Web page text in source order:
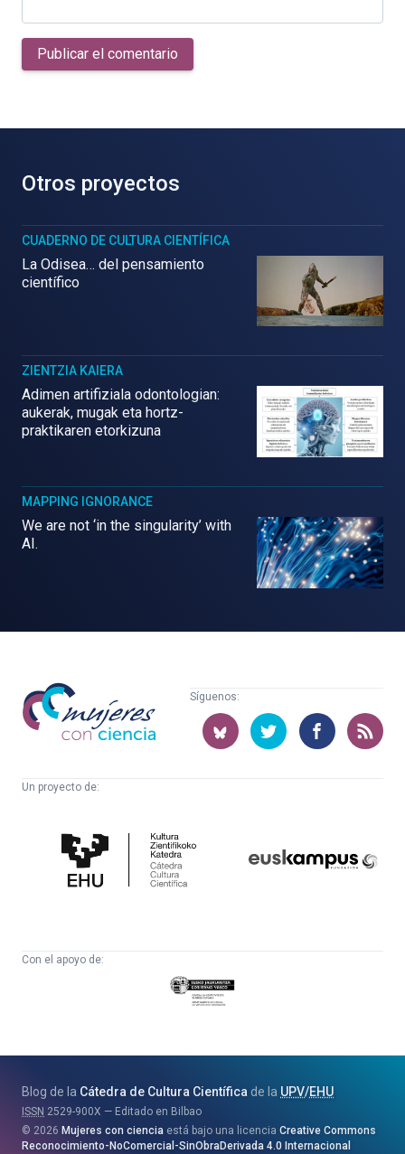
Publicar el comentario
Otros proyectos
CUADERNO DE CULTURA CIENTÍFICA
La Odisea… del pensamiento
científico
ZIENTZIA KAIERA
Adimen artifiziala odontologian:
aukerak, mugak eta hortz-
praktikaren etorkizuna
MAPPING IGNORANCE
We are not ‘in the singularity’ with
AI.
Mujeres
con
ciencia
Síguenos:
Un proyecto de:
Cultura
Científica
Con el apoyo de:
Eusko
Jaurlaritza
eta
Berrikuntza
Saila
Blog de la Cátedra de Cultura Científicade la UPV/EHU
ISSN 2529-900X
Editado en Bilbao
2026 Mujeres con ciencia está bajo una licencia Creative Commons
Reconocimiento-NoComercial-SinObraDerivada 4.0 Internacional